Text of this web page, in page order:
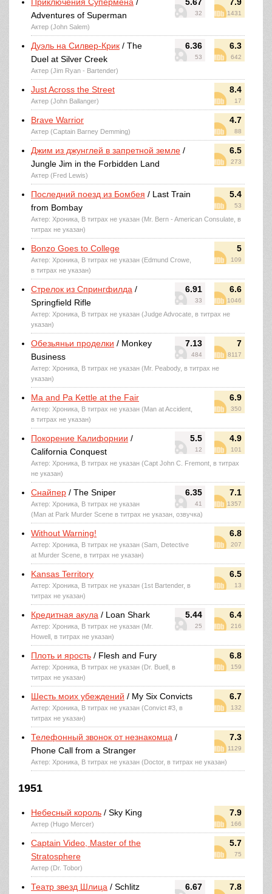
32 1431
Adventures of Superman
Актер (John Salem)
6.36
53
6.3
642
Дуэль на Силвер-Крик / The
Duel at Silver Creek
Актер (Jim Ryan - Bartender)
8.4
17
Just Across the Street
Актер (John Ballanger)
4.7
88
Brave Warrior
Актер (Captain Barney Demming)
6.5
273
Джим из джунглей в запретной земле /
Jungle Jim in the Forbidden Land
Актер (Fred Lewis)
5.4
53
Последний поезд из Бомбея / Last Train
from Bombay
Актер: Хроника, В титрах не указан (Mr. Bern - American Consulate, в
титрах не указан)
5
109
Bonzo Goes to College
Актер: Хроника, В титрах не указан (Edmund Crowe,
в титрах не указан)
6.91
33
6.6
1046
Стрелок из Спрингфилда /
Springfield Rifle
Актер: Хроника, В титрах не указан (Judge Advocate, в титрах не
указан)
7.13
484
7
8117
Обезьяньи проделки / Monkey
Business
Актер: Хроника, В титрах не указан (Mr. Peabody, в титрах не
указан)
6.9
350
Ma and Pa Kettle at the Fair
Актер: Хроника, В титрах не указан (Man at Accident,
в титрах не указан)
5.5
12
4.9
101
Покорение Калифорнии /
California Conquest
Актер: Хроника, В титрах не указан (Capt John C. Fremont, в титрах
не указан)
6.35
41
7.1
1357
Снайпер / The Sniper
Актер: Хроника, В титрах не указан
(Man at Park Murder Scene в титрах не указан, озвучка)
6.8
207
Without Warning!
Актер: Хроника, В титрах не указан (Sam, Detective
at Murder Scene, в титрах не указан)
6.5
13
Kansas Territory
Актер: Хроника, В титрах не указан (1st Bartender, в
титрах не указан)
5.44
25
6.4
216
Кредитная акула / Loan Shark
Актер: Хроника, В титрах не указан (Mr.
Howell, в титрах не указан)
6.8
159
Плоть и ярость / Flesh and Fury
Актер: Хроника, В титрах не указан (Dr. Buell, в
титрах не указан)
6.7
132
Шесть моих убеждений / My Six Convicts
Актер: Хроника, В титрах не указан (Convict #3, в
титрах не указан)
7.3
1129
Телефонный звонок от незнакомца /
Phone Call from a Stranger
Актер: Хроника, В титрах не указан (Doctor, в титрах не указан)
1951
7.9
166
Небесный король / Sky King
Актер (Hugo Mercer)
5.7
75
Captain Video, Master of the
Stratosphere
Актер (Dr. Tobor)
6.67 7.8
Театр звезд Шлица / Schlitz